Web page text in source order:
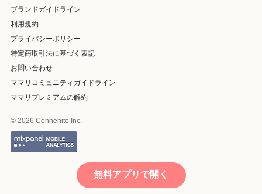
ブランドガイドライン
利用規約
プライバシーポリシー
特定商取引法に基づく表記
お問い合わせ
ママリコミュニティガイドライン
ママリプレミアムの解約
© 2026 Connehito Inc.
無料アプリで開く